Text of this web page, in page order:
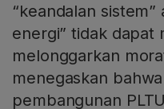
“keandalan sistem”
energi” tidak dapat
melonggarkan
menegaskan
pembangunan